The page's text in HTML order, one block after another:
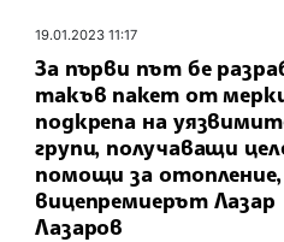
19.01.2023 11:17
За първи път бе
такъв пакет от
подкрепа на
групи, получаващи
помощи за отопление,
вицепремиерът Лазар
Лазаров